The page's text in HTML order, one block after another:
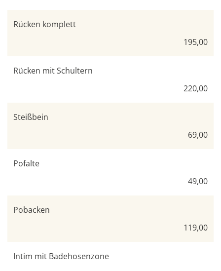
Rücken komplett
195,00
Rücken mit Schultern
220,00
Steißbein
69,00
Pofalte
49,00
Pobacken
119,00
Intim mit Badehosenzone